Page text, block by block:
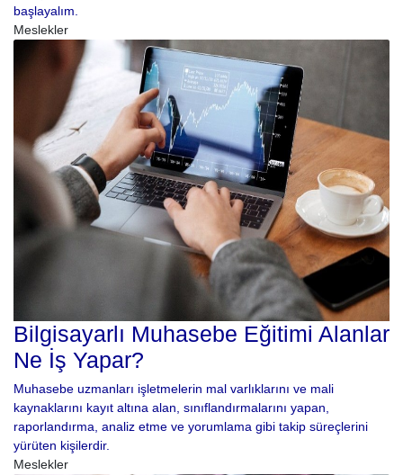
başlayalım.
Meslekler
Bilgisayarlı Muhasebe Eğitimi Alanlar
Ne İş Yapar?
Muhasebe uzmanları işletmelerin mal varlıklarını ve mali
kaynaklarını kayıt altına alan, sınıflandırmalarını yapan,
raporlandırma, analiz etme ve yorumlama gibi takip süreçlerini
yürüten kişilerdir.
Meslekler